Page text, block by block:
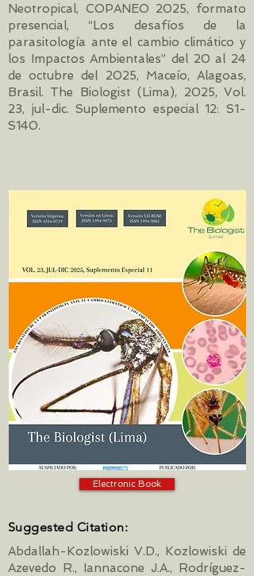
Neotropical, COPANEO 2025, formato
presencial, “Los desafíos de la
parasitología ante el cambio climático y
los Impactos Ambientales” del 20 al 24
de octubre del 2025, Maceío, Alagoas,
Brasil. The Biologist (Lima), 2025, Vol.
23, jul-dic. Suplemento especial 12: S1-
S140.
Electronic Book
Suggested Citation:
Abdallah-Kozlowiski V.D., Kozlowiski de
Azevedo R., Iannacone J.A., Rodríguez-